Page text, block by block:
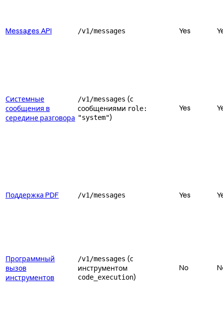
Messages API /v1/messages Yes
Системные
сообщения в
середине разговора
/v1/messages (с
сообщениями role:
"system")
Yes
Поддержка PDF /v1/messages Yes
Программный
вызов
инструментов
/v1/messages (с
инструментом
code_execution)
No